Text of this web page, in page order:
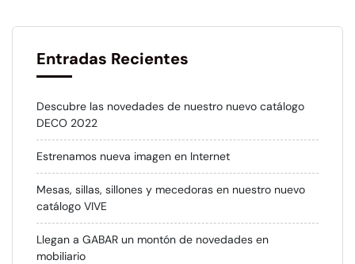
Entradas Recientes
Descubre las novedades de nuestro nuevo catálogo
DECO 2022
Estrenamos nueva imagen en Internet
Mesas, sillas, sillones y mecedoras en nuestro nuevo
catálogo VIVE
Llegan a GABAR un montón de novedades en
mobiliario